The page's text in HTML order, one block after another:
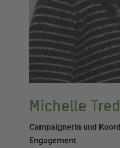
Michelle
Campaignerin und
Engagement